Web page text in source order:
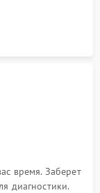
время. Заберет
диагностики.